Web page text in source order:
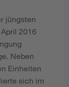
jüngsten
2016
Neben
Einheiten
sich im